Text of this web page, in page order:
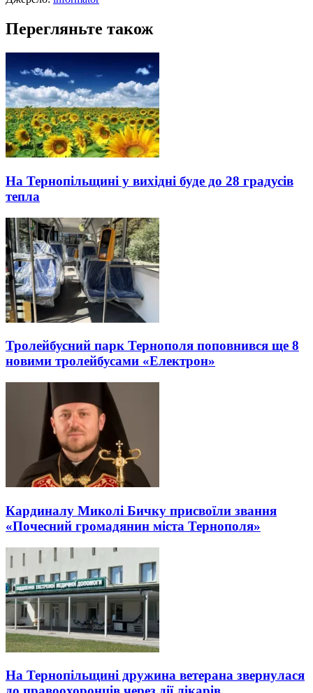
Перегляньте також
На Тернопільщині у вихідні буде до 28 градусів
тепла
Тролейбусний парк Тернополя поповнився ще 8
новими тролейбусами «Електрон»
Кардиналу Миколі Бичку присвоїли звання
«Почесний громадянин міста Тернополя»
На Тернопільщині дружина ветерана звернулася